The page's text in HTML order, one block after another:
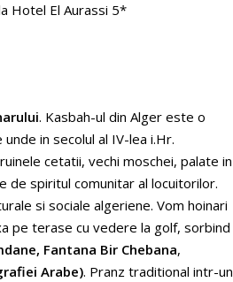
Hotel El Aurassi 5*
. Kasbah-ul din Alger este o
in secolul al IV-lea i.Hr.
cetatii, vechi moschei, palate in
de spiritul comunitar al locuitorilor.
si sociale algeriene. Vom hoinari
pe terase cu vedere la golf, sorbind
Fantana Bir Chebana,
Arabe). Pranz traditional intr-un